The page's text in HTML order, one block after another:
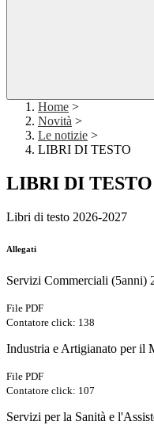
Home >
Novità >
Le notizie >
LIBRI DI TESTO
LIBRI DI TESTO
Libri di testo 2026-2027
Allegati
Servizi Commerciali (5anni)
File PDF
Contatore click: 138
Industria e Artigianato per il
File PDF
Contatore click: 107
Servizi per la Sanità e